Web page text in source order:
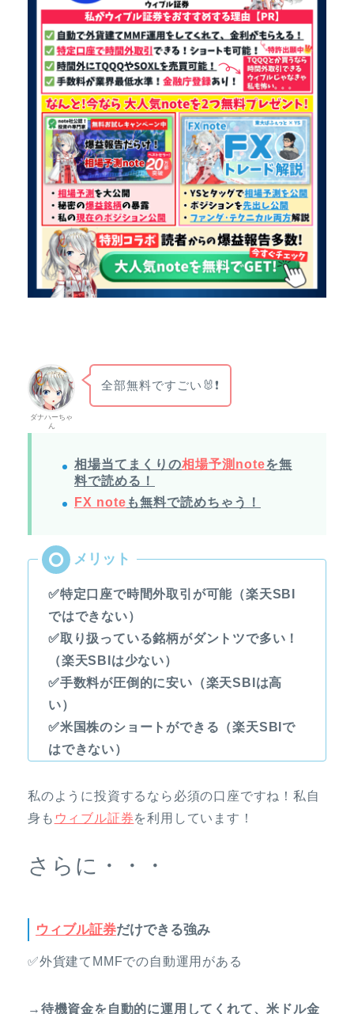
ダナハーちゃ
ん
全部無料ですごい🐰❗
相場当てまくりの相場予測noteを無
料で読める！
FX note も無料で読めちゃう！
✅特定口座で時間外取引が可能（楽天SBI
ではできない）
✅取り扱っている銘柄がダントツで多い！
（楽天SBIは少ない）
✅手数料が圧倒的に安い（楽天SBIは高
い）
✅米国株のショートができる（楽天SBIで
はできない）
私のように投資するなら必須の口座ですね！私自
身も ウィブル証券を利用しています！
さらに・・・
ウィブル証券だけできる強み
✅外貨建てMMFでの自動運用がある
→待機資金を自動的に運用してくれて、米ドル金